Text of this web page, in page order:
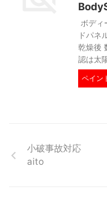
ボディ
ドパネ
乾燥後
認は太
ペイン
小破事故対応
aito